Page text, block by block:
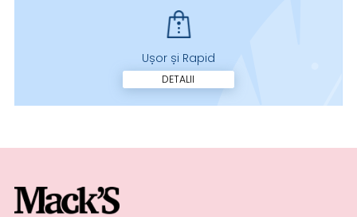
Ușor și Rapid
DETALII